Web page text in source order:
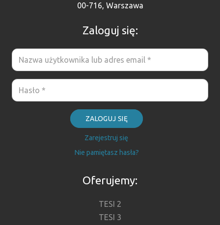
00-716, Warszawa
Zaloguj się:
ZALOGUJ SIĘ
Zarejestruj się
Nie pamiętasz hasła?
Oferujemy:
TESI 2
TESI 3